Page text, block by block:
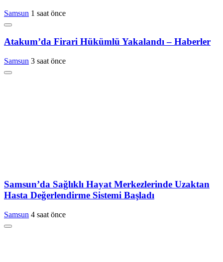
Samsun 1 saat önce
Atakum’da Firari Hükümlü Yakalandı – Haberler
Samsun 3 saat önce
Samsun’da Sağlıklı Hayat Merkezlerinde Uzaktan
Hasta Değerlendirme Sistemi Başladı
Samsun 4 saat önce